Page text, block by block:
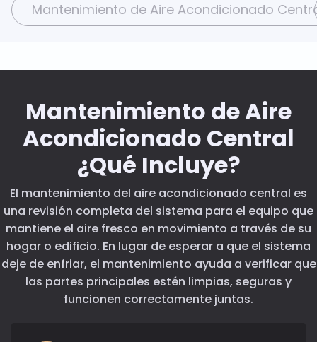
Mantenimiento de Aire Acondicionado
Mantenimiento de Aire
Acondicionado Central
¿Qué Incluye?
El mantenimiento del aire acondicionado central es
una revisión completa del sistema para el equipo que
mantiene el aire fresco en movimiento a través de su
hogar o edificio. En lugar de esperar a que el sistema
deje de enfriar, el mantenimiento ayuda a verificar que
las partes principales estén limpias, seguras y
funcionen correctamente juntas.